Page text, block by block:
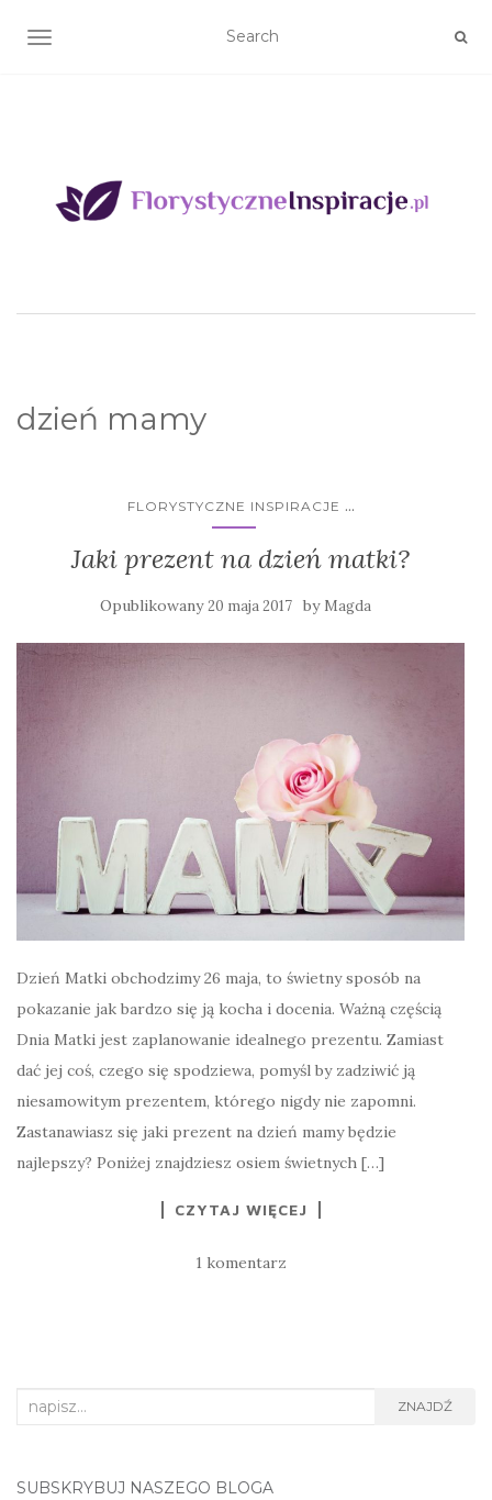
TOGGLE NAVIGATION
dzień mamy
FLORYSTYCZNE INSPIRACJE ...
Jaki prezent na dzień matki?
Opublikowany20 maja 2017 by Magda
Dzień Matki obchodzimy 26 maja, to świetny sposób na
pokazanie jak bardzo się ją kocha i docenia. Ważną częścią
Dnia Matki jest zaplanowanie idealnego prezentu. Zamiast
dać jej coś, czego się spodziewa, pomyśl by zadziwić ją
niesamowitym prezentem, którego nigdy nie zapomni.
Zastanawiasz się jaki prezent na dzień mamy będzie
najlepszy? Poniżej znajdziesz osiem świetnych […]
CZYTAJ WIĘCEJ
1 komentarz
Search
ZNAJDŹ
SUBSKRYBUJ NASZEGO BLOGA